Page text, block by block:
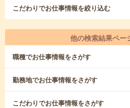
こだわりでお仕事情報を絞り込む
他の検索結果ペー
職種でお仕事情報をさがす
勤務地でお仕事情報をさがす
こだわりでお仕事情報をさがす